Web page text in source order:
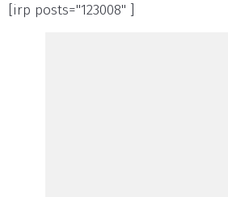
[irp posts="123008" ]